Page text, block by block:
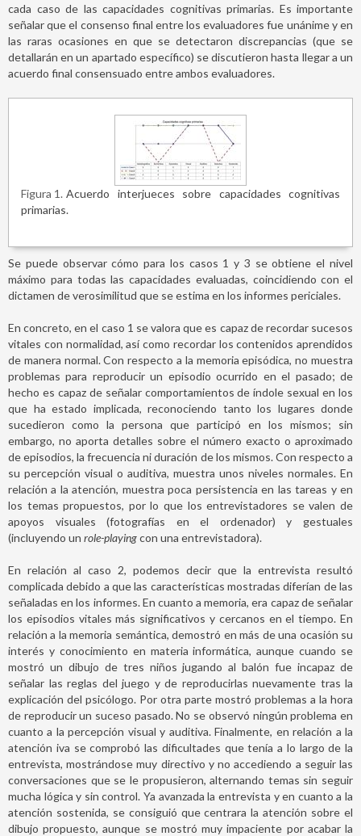
cada caso de las capacidades cognitivas primarias. Es importante
señalar que el consenso final entre los evaluadores fue unánime y en
las raras ocasiones en que se detectaron discrepancias (que se
detallarán en un apartado específico) se discutieron hasta llegar a un
acuerdo final consensuado entre ambos evaluadores.
Figura 1 Acuerdo interjueces sobre capacidades cognitivas
primarias.
Se puede observar cómo para los casos 1 y 3 se obtiene el nivel
máximo para todas las capacidades evaluadas, coincidiendo con el
dictamen de verosimilitud que se estima en los informes periciales.
En concreto, en el caso 1 se valora que es capaz de recordar sucesos
vitales con normalidad, así como recordar los contenidos aprendidos
de manera normal. Con respecto a la memoria episódica, no muestra
problemas para reproducir un episodio ocurrido en el pasado; de
hecho es capaz de señalar comportamientos de índole sexual en los
que ha estado implicada, reconociendo tanto los lugares donde
sucedieron como la persona que participó en los mismos; sin
embargo, no aporta detalles sobre el número exacto o aproximado
de episodios, la frecuencia ni duración de los mismos. Con respecto a
su percepción visual o auditiva, muestra unos niveles normales. En
relación a la atención, muestra poca persistencia en las tareas y en
los temas propuestos, por lo que los entrevistadores se valen de
apoyos visuales (fotografías en el ordenador) y gestuales
(incluyendo un role-playingcon una entrevistadora).
En relación al caso 2, podemos decir que la entrevista resultó
complicada debido a que las características mostradas diferían de las
señaladas en los informes. En cuanto a memoria, era capaz de señalar
los episodios vitales más significativos y cercanos en el tiempo. En
relación a la memoria semántica, demostró en más de una ocasión su
interés y conocimiento en materia informática, aunque cuando se
mostró un dibujo de tres niños jugando al balón fue incapaz de
señalar las reglas del juego y de reproducirlas nuevamente tras la
explicación del psicólogo. Por otra parte mostró problemas a la hora
de reproducir un suceso pasado. No se observó ningún problema en
cuanto a la percepción visual y auditiva. Finalmente, en relación a la
atención iva se comprobó las dificultades que tenía a lo largo de la
entrevista, mostrándose muy directivo y no accediendo a seguir las
conversaciones que se le propusieron, alternando temas sin seguir
mucha lógica y sin control. Ya avanzada la entrevista y en cuanto a la
atención sostenida, se consiguió que centrara la atención sobre el
dibujo propuesto, aunque se mostró muy impaciente por acabar la